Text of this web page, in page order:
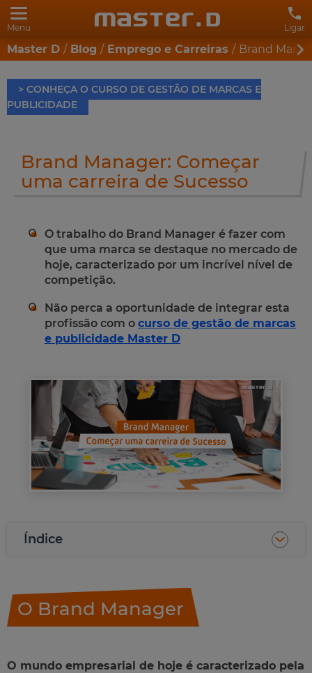
Menu Ligar
Master D Blog Emprego e Carreiras Brand
> CONHEÇA O CURSO DE GESTÃO DE MARCAS E
PUBLICIDADE
Brand Manager: Começar
uma carreira de Sucesso
O trabalho do Brand Manager é fazer com
que uma marca se destaque no mercado de
hoje, caracterizado por um incrível nível de
competição.
Não perca a oportunidade de integrar esta
profissão com o curso de gestão de marcas
e publicidade Master D
Índice
O Brand Manager
O mundo empresarial de hoje é caracterizado pela